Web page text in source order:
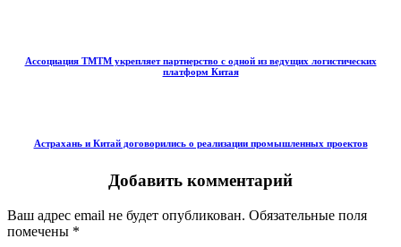
Ассоциация ТМТМ укрепляет партнерство с одной из ведущих логистических
платформ Китая
Астрахань и Китай договорились о реализации промышленных проектов
Добавить комментарий
Ваш адрес email не будет опубликован. Обязательные поля
помечены *